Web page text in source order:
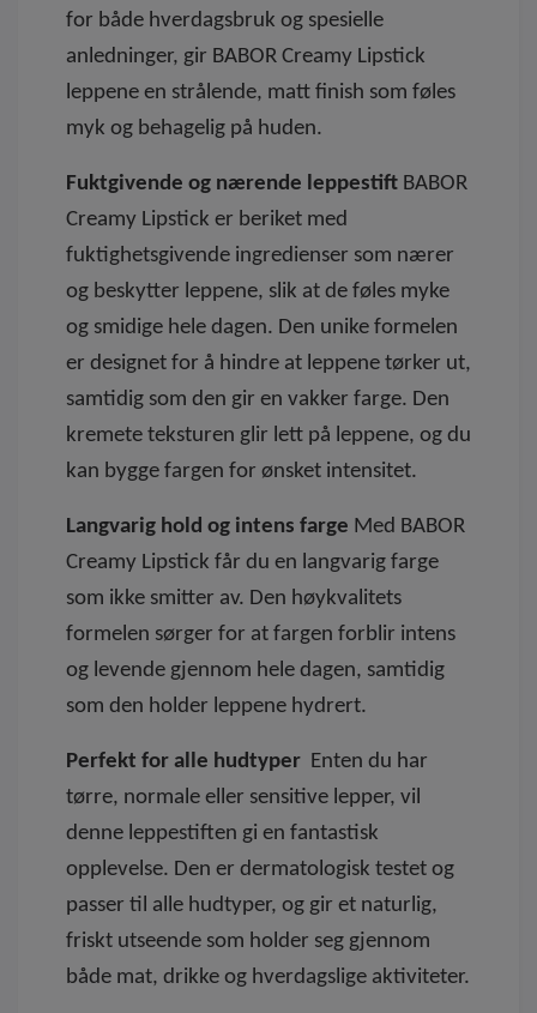
for både hverdagsbruk og spesielle
anledninger, gir BABOR Creamy Lipstick
leppene en strålende, matt finish som føles
myk og behagelig på huden.
Fuktgivende og nærende leppestift BABOR
Creamy Lipstick er beriket med
fuktighetsgivende ingredienser som nærer
og beskytter leppene, slik at de føles myke
og smidige hele dagen. Den unike formelen
er designet for å hindre at leppene tørker ut,
samtidig som den gir en vakker farge. Den
kremete teksturen glir lett på leppene, og du
kan bygge fargen for ønsket intensitet.
Langvarig hold og intens farge Med BABOR
Creamy Lipstick får du en langvarig farge
som ikke smitter av. Den høykvalitets
formelen sørger for at fargen forblir intens
og levende gjennom hele dagen, samtidig
som den holder leppene hydrert.
Perfekt for alle hudtyper Enten du har
tørre, normale eller sensitive lepper, vil
denne leppestiften gi en fantastisk
opplevelse. Den er dermatologisk testet og
passer til alle hudtyper, og gir et naturlig,
friskt utseende som holder seg gjennom
både mat, drikke og hverdagslige aktiviteter.